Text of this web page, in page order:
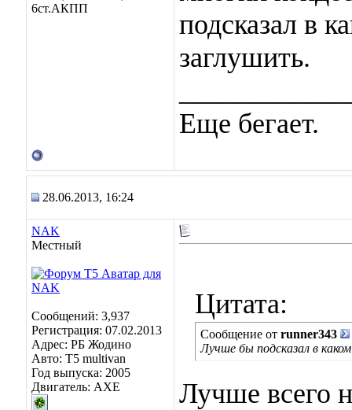
6ст.АКПП
подсказал в
заглушить.
Еще бегает.
28.06.2013, 16:24
NAK
Местный
Сообщений: 3,937
Регистрация: 07.02.2013
Адрес: РБ Жодино
Авто: T5 multivan
Год выпуска: 2005
Двигатель: AXE
Цитата:
Сообщение от runner343
Лучше бы подсказал в
Лучше всего